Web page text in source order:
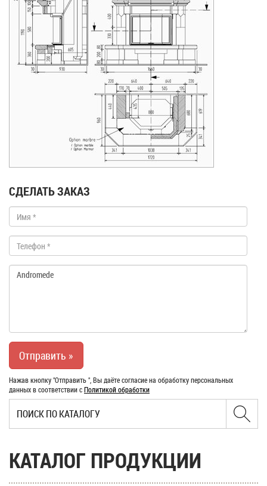
СДЕЛАТЬ ЗАКАЗ
Нажав кнопку "Отправить ", Вы даёте согласие на обработку персональных
данных в соответствии сПолитикой обработки
КАТАЛОГ ПРОДУКЦИИ